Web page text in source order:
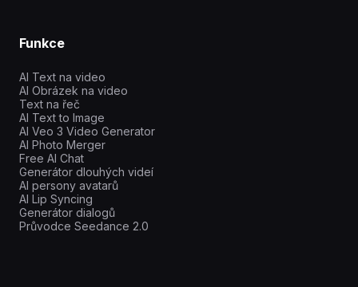
Funkce
AI Text na video
AI Obrázek na video
Text na řeč
AI Text to Image
AI Veo 3 Video Generator
AI Photo Merger
Free AI Chat
Generátor dlouhých videí
AI persony avatarů
AI Lip Syncing
Generátor dialogů
Průvodce Seedance 2.0